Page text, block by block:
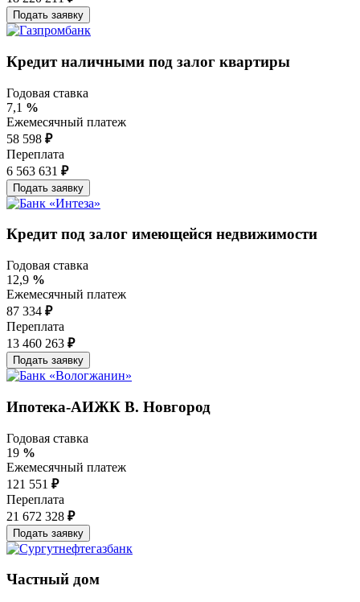
Кредит наличными под залог квартиры
Годовая ставка
7,1 %
Ежемесячный платеж
58 598 ₽
Переплата
6 563 631 ₽
Кредит под залог имеющейся недвижимости
Годовая ставка
12,9 %
Ежемесячный платеж
87 334 ₽
Переплата
13 460 263 ₽
Ипотека-АИЖК В. Новгород
Годовая ставка
19 %
Ежемесячный платеж
121 551 ₽
Переплата
21 672 328 ₽
Частный дом